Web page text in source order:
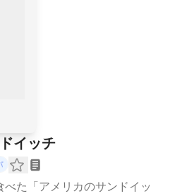
イッチ
べた「アメリカのサンドイッ